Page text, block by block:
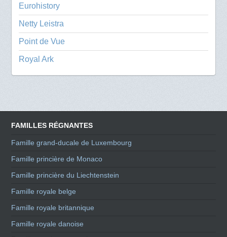
Eurohistory
Netty Leistra
Point de Vue
Royal Ark
FAMILLES RÉGNANTES
Famille grand-ducale de Luxembourg
Famille princière de Monaco
Famille princière du Liechtenstein
Famille royale belge
Famille royale britannique
Famille royale danoise